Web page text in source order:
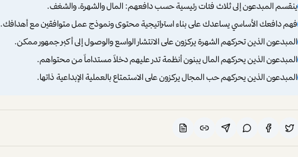
ينقسم المبدعون إلى ثلاث فئات رئيسية حسب دافعهم: المال والشهرة، والشغف.
فهم دافعك الأساسي يساعدك على بناء استراتيجية محتوى ونموذج عمل متوافقين مع أهدافك.
المبدعون الذين تحركهم الشهرة يركزون على الانتشار الواسع والوصول إلى أكبر جمهور ممكن.
المبدعون الذين يحركهم المال يبنون أنظمة تدر عليهم دخلاً مستداماً من محتواهم.
المبدعون الذين يحركهم حب المجال يركزون على الاستمتاع بالعملية الإبداعية ذاتها.